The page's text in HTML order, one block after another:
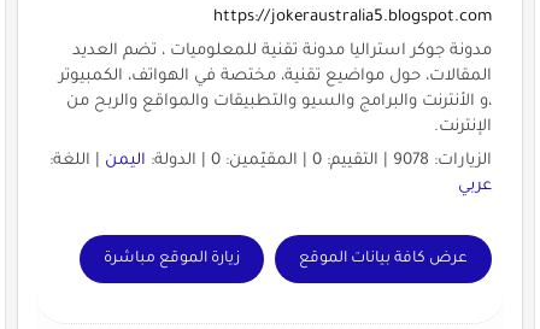
https://jokeraustralia5.blogspot.com
مدونة جوكر استراليا مدونة تقنية للمعلوميات ، تضم العديد
المقالات، حول مواضيع تقنية، مختصة في الهواتف، الكمبيوتر
،و الأنترنت والبرامج والسيو والتطبيقات والمواقع والربح من
الإنترنت.
الزيارات: 9078 | التقييم: 0 | المقيّمين: 0 | الدولة:
اليمن| اللغة:
عربي
عرض كافة بيانات الموقع زيارة الموقع مباشرة